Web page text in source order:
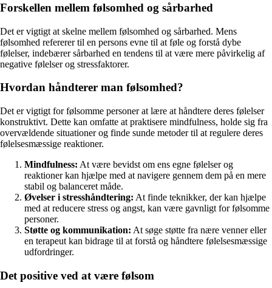
Forskellen mellem følsomhed og sårbarhed
Det er vigtigt at skelne mellem følsomhed og sårbarhed. Mens
følsomhed refererer til en persons evne til at føle og forstå dybe
følelser, indebærer sårbarhed en tendens til at være mere påvirkelig af
negative følelser og stressfaktorer.
Hvordan håndterer man følsomhed?
Det er vigtigt for følsomme personer at lære at håndtere deres følelser
konstruktivt. Dette kan omfatte at praktisere mindfulness, holde sig fra
overvældende situationer og finde sunde metoder til at regulere deres
følelsesmæssige reaktioner.
Mindfulness: At være bevidst om ens egne følelser og
reaktioner kan hjælpe med at navigere gennem dem på en mere
stabil og balanceret måde.
Øvelser i stresshåndtering: At finde teknikker, der kan hjælpe
med at reducere stress og angst, kan være gavnligt for følsomme
personer.
Støtte og kommunikation: At søge støtte fra nære venner eller
en terapeut kan bidrage til at forstå og håndtere følelsesmæssige
udfordringer.
Det positive ved at være følsom